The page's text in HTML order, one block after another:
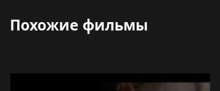
Похожие фильмы